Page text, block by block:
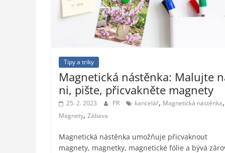
styl,
auto-
Tipy a triky
Magnetická nástěnka: Malujte
ni, pište, přicvakněte magnety
25. 2. 2023 PR kancelář, Magnetická nástěnka,
Magnety, Zábava
Magnetická nástěnka umožňuje přicvaknout
magnety, magnetky, magnetické fólie a bývá